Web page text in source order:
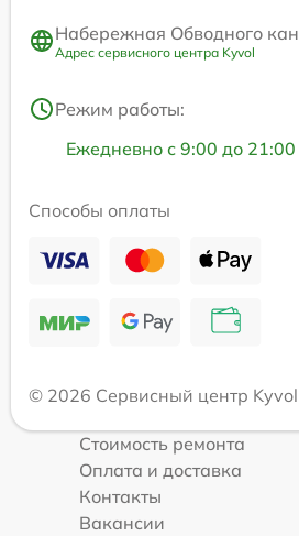
Набережная Обводного
Адрес сервисного центра Kyvol
Режим работы:
Ежедневно с 9:00 до 21:00
Способы оплаты
© 2026 Сервисный центр Kyvol
Стоимость ремонта
Оплата и доставка
Контакты
Вакансии